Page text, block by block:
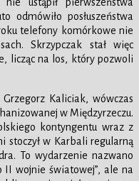
posłuszeństwa
telefony komórkowe nie
Skrzypczak stał więc
licząc na los, który pozwoli
Kaliciak, wówczas
w Międzyrzeczu.
kontyngentu wraz z
stoczył w Karbali regularną
To wydarzenie nazwano
II wojnie światowej”, ale na